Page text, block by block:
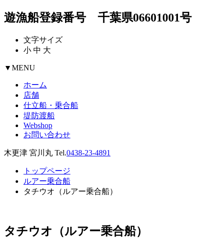
遊漁船登録番号 千葉県06601001号
文字サイズ
小 中 大
▼MENU
ホーム
店舗
仕立船・乗合船
堤防渡船
Webshop
お問い合わせ
木更津 宮川丸 Tel.0438-23-4891
トップページ
ルアー乗合船
タチウオ（ルアー乗合船）
タチウオ（ルアー乗合船）